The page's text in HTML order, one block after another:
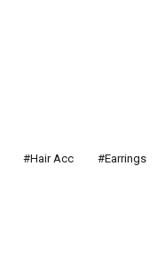
#Hair Acc #Earrings